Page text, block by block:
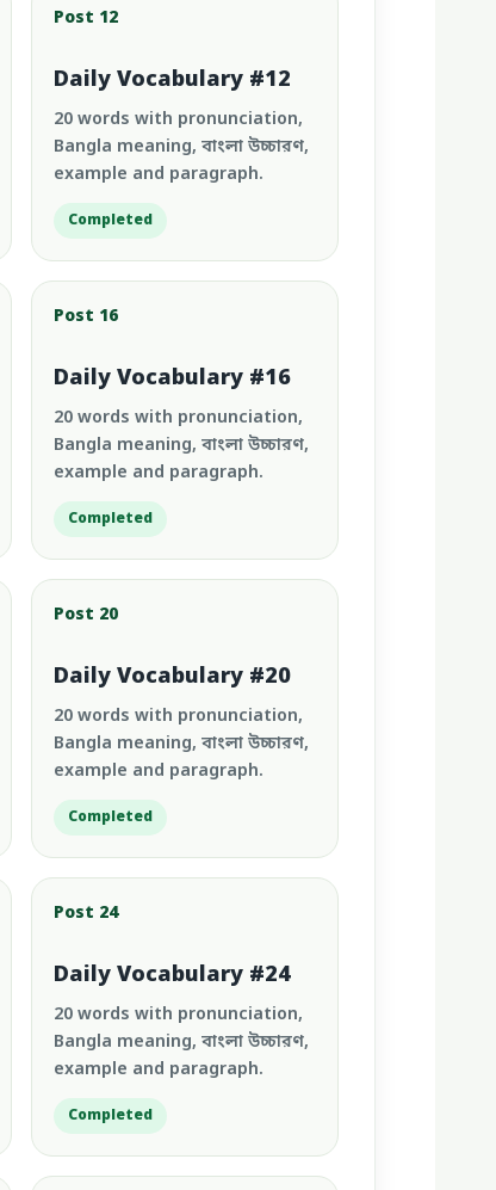
Post 12
Daily Vocabulary #12
20 words with pronunciation,
Bangla meaning, বাংলা উচ্চারণ,
example and paragraph.
Completed
Post 16
Daily Vocabulary #16
20 words with pronunciation,
Bangla meaning, বাংলা উচ্চারণ,
example and paragraph.
Completed
Post 20
Daily Vocabulary #20
20 words with pronunciation,
Bangla meaning, বাংলা উচ্চারণ,
example and paragraph.
Completed
Post 24
Daily Vocabulary #24
20 words with pronunciation,
Bangla meaning, বাংলা উচ্চারণ,
example and paragraph.
Completed